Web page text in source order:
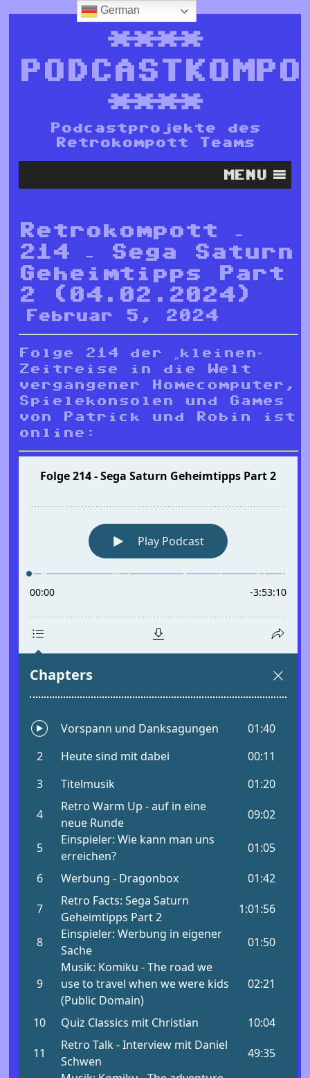
****
****
Podcastprojekte des
Retrokompott Teams
MENU
Retrokompott –
214 – Sega Saturn
Geheimtipps Part
2 (04.02.2024)
Februar 5, 2024
Folge 214 der „kleinen“
Zeitreise in die Welt
vergangener Homecomputer,
Spielekonsolen und Games
von Patrick und Robin ist
online:
German